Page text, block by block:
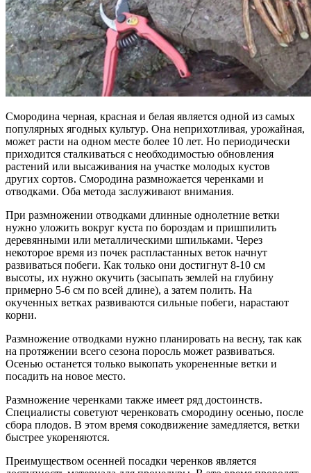
Смородина черная, красная и белая является одной из самых
популярных ягодных культур. Она неприхотливая, урожайная,
может расти на одном месте более 10 лет. Но периодически
приходится сталкиваться с необходимостью обновления
растений или высаживания на участке молодых кустов
других сортов. Смородина размножается черенками и
отводками. Оба метода заслуживают внимания.
При размножении отводками длинные однолетние ветки
нужно уложить вокруг куста по бороздам и пришпилить
деревянными или металлическими шпильками. Через
некоторое время из почек распластанных веток начнут
развиваться побеги. Как только они достигнут 8-10 см
высоты, их нужно окучить (засыпать землей на глубину
примерно 5-6 см по всей длине), а затем полить. На
окученных ветках развиваются сильные побеги, нарастают
корни.
Размножение отводками нужно планировать на весну, так как
на протяжении всего сезона поросль может развиваться.
Осенью останется только выкопать укорененные ветки и
посадить на новое место.
Размножение черенками также имеет ряд достоинств.
Специалисты советуют черенковать смородину осенью, после
сбора плодов. В этом время сокодвижение замедляется, ветки
быстрее укореняются.
Преимуществом осенней посадки черенков является